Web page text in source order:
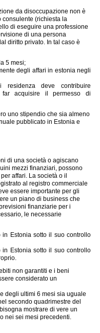
da disoccupazione non è
(richiesta la
di eseguire una professione
di una persona
diritto privato. In tal caso è
5 mesi;
degli affari in estonia negli
residenza deve contribuire
acquisire il permesso di
uno stipendio che sia almeno
pubblicato in Estonia e
di una società o agiscano
mezzi finanziari, possono
affari. La società o il
al registro commerciale
essere importante per gli
un piano di business che
finanziarie per i
le necessarie
Estonia sotto il suo controllo
Estonia sotto il suo controllo
non garantiti e i beni
considerato un
degli ultimi 6 mesi sia uguale
secondo quadrimestre del
mostrare di vere un
nei sei mesi precedenti.